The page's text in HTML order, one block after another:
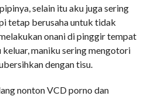
selain itu aku juga sering
tetap berusaha untuk tidak
onani di pinggir tempat
maniku sering mengotori
dengan tisu.
nonton VCD porno dan